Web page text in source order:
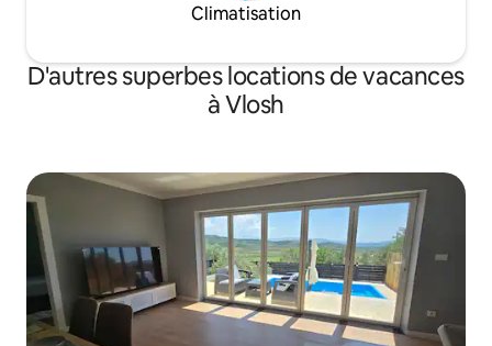
Climatisation
D'autres superbes locations de vacances
à Vlosh